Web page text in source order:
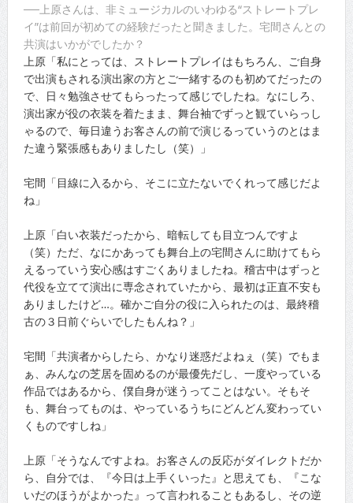
──上原さんは、非ミュージカルのいわゆる“ストレートプレ
イ”は前回が初めての経験だったと聞きました。宅間さんとの
共演はいかがでしたか？
上原「私にとっては、ストレートプレイはもちろん、ご自身
で出演もされる演出家の方とご一緒するのも初めてだったの
で、日々勉強させてもらったって感じでしたね。なにしろ、
演出家が役の衣装を着たまま、舞台袖でずっと観ていらっし
ゃるので、毎日違うお客さんの前で演じるっていうのとはま
た違う緊張感もありましたし（笑）」
宅間「目線に入るから、そこに立たないでくれって感じだよ
ね」
上原「白い衣装だったから、暗転しても目立つんですよ
（笑）ただ、なにかあっても舞台上の宅間さんに助けてもら
えるっていう安心感はすごくありましたね。稽古中はずっと
代役を立てて演出に専念されていたから、最初は正直不安も
ありましたけど…。確かご自分の役に入られたのは、最終稽
古の３日前ぐらいでしたもんね？」
宅間「共演者からしたら、かなり迷惑だよねぇ（笑）でもま
ぁ、みんなの芝居を固めるのが最優先だし、一度やっている
作品ではあるから、僕自身が迷うってことはない。そもそ
も、舞台ってものは、やっているうちにどんどん変わってい
くものですしね」
上原「そうなんですよね。お客さんの反応がダイレクトだか
ら、自分では、『今日は上手くいった』と思えても、『こな
いだのほうがよかった』って言われることもあるし、その逆